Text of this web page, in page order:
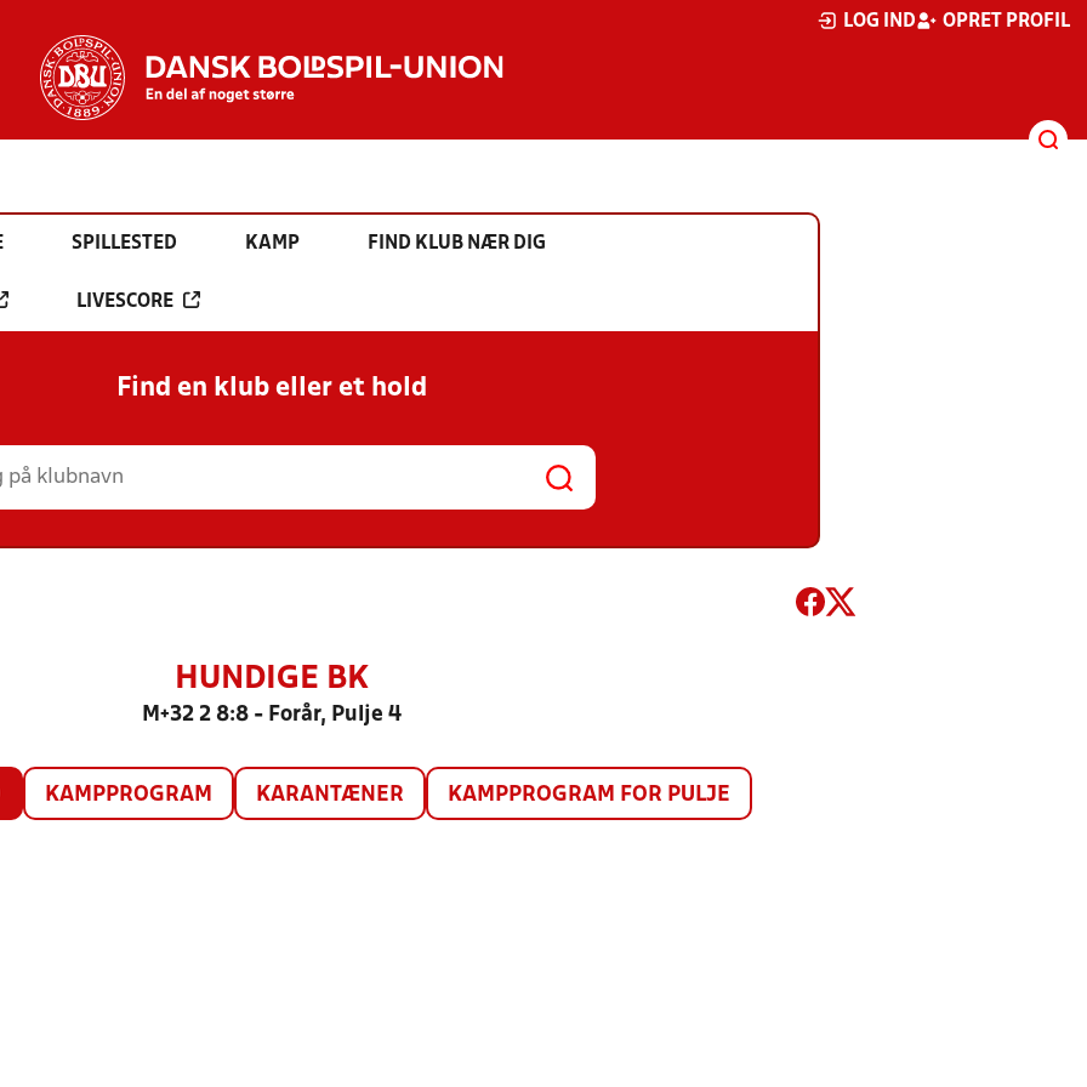
LOG IND OPRET PROFIL
SPILLESTED KAMP FIND KLUB NÆR DIG
LIVESCORE
Find en klub eller et hold
HUNDIGE BK
M+32 2 8:8 - Forår, Pulje 4
KAMPPROGRAM KARANTÆNER KAMPPROGRAM FOR PULJE